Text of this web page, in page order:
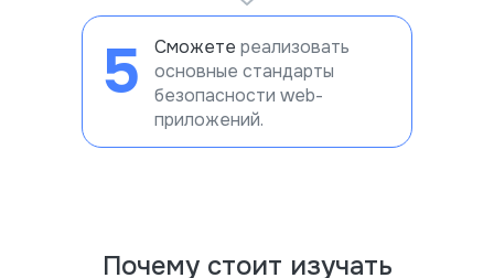
5 Сможете реализовать
основные стандарты
безопасности web-
приложений.
Почему стоит изучать